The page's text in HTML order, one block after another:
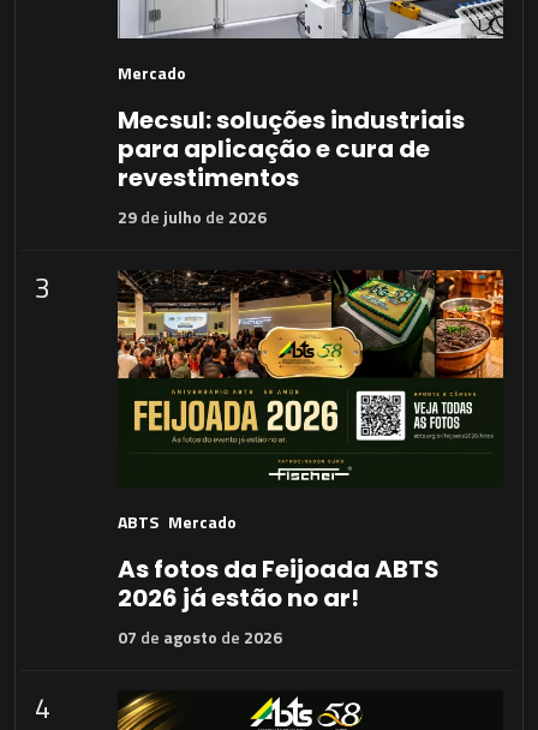
Mercado
Mecsul: soluções industriais
para aplicação e cura de
revestimentos
29de julho de 2026
3
ABTS Mercado
As fotos da Feijoada ABTS
2026 já estão no ar!
07 de agosto de 2026
4